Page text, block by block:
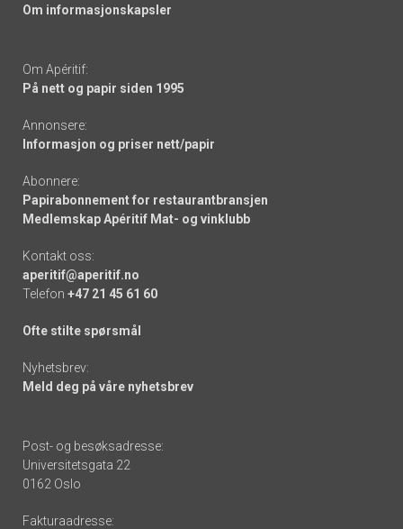
Om informasjonskapsler
Om Apéritif:
På nett og papir siden 1995
Annonsere:
Informasjon og priser nett/papir
Abonnere:
Papirabonnement for restaurantbransjen
Medlemskap Apéritif Mat- og vinklubb
Kontakt oss:
aperitif@aperitif.no
Telefon +47 21 45 61 60
Ofte stilte spørsmål
Nyhetsbrev:
Meld deg på våre nyhetsbrev
Post- og besøksadresse:
Universitetsgata 22
0162 Oslo
Fakturaadresse: